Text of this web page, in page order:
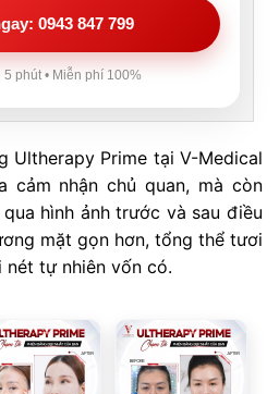
0943 847 799
phút • Miễn phí 100%
Ultherapy Prime tại V-Medical
cảm nhận chủ quan, mà còn
hình ảnh trước và sau điều
mặt gọn hơn, tổng thể tươi
tự nhiên vốn có.